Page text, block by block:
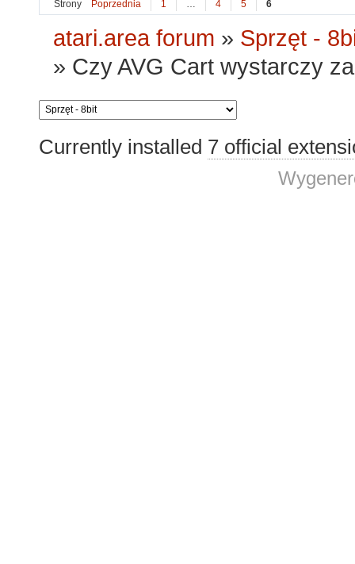
Strony Poprzednia 1 4 5 6
atari.area forum » Sprzęt -
» Czy AVG Cart wystarczy
Currently installed 7 official